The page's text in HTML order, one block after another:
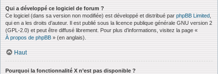
Qui a développé ce logiciel de forum ?
Ce logiciel (dans sa version non modifiée) est développé et distribué par phpBB Limited
qui en a les droits d’auteur. Il est publié sous la licence publique générale GNU version 2
(GPL-2.0) et peut être diffusé librement. Pour plus d’informations, visitez la page «
À propos de phpBB » (en anglais).
Haut
Pourquoi la fonctionnalité X n’est pas disponible ?